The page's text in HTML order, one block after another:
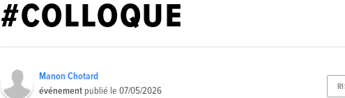
#COLLOQUE
Manon Chotard
événement publié le07/05/2026